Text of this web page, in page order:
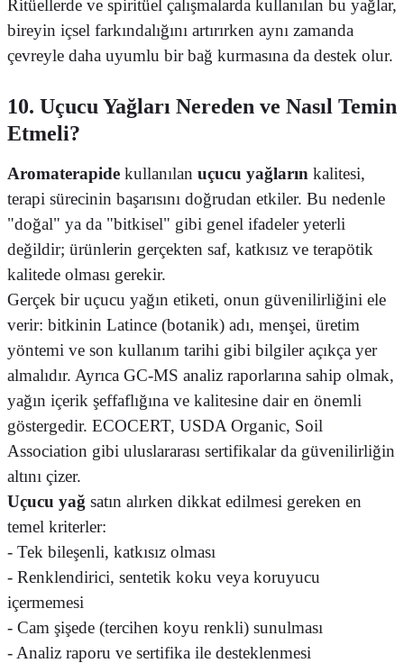
Ritüellerde ve spiritüel çalışmalarda kullanılan bu yağlar,
bireyin içsel farkındalığını artırırken aynı zamanda
çevreyle daha uyumlu bir bağ kurmasına da destek olur.
10. Uçucu Yağları Nereden ve Nasıl Temin
Etmeli?
Aromaterapide kullanılan uçucu yağların kalitesi,
terapi sürecinin başarısını doğrudan etkiler. Bu nedenle
"doğal" ya da "bitkisel" gibi genel ifadeler yeterli
değildir; ürünlerin gerçekten saf, katkısız ve terapötik
kalitede olması gerekir.
Gerçek bir uçucu yağın etiketi, onun güvenilirliğini ele
verir: bitkinin Latince (botanik) adı, menşei, üretim
yöntemi ve son kullanım tarihi gibi bilgiler açıkça yer
almalıdır. Ayrıca GC-MS analiz raporlarına sahip olmak,
yağın içerik şeffaflığına ve kalitesine dair en önemli
göstergedir. ECOCERT, USDA Organic, Soil
Association gibi uluslararası sertifikalar da güvenilirliğin
altını çizer.
Uçucu yağ satın alırken dikkat edilmesi gereken en
temel kriterler:
- Tek bileşenli, katkısız olması
- Renklendirici, sentetik koku veya koruyucu
içermemesi
- Cam şişede (tercihen koyu renkli) sunulması
- Analiz raporu ve sertifika ile desteklenmesi